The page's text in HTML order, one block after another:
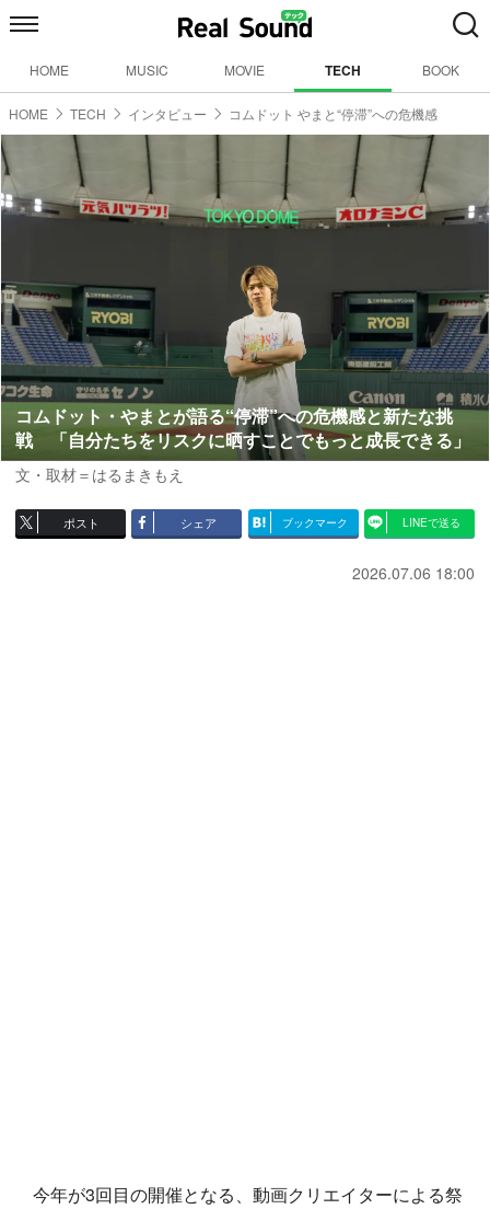
HOME MUSIC MOVIE TECH BOOK
HOME TECH インタビュー コムドット やまと“停滞”への危機感
コムドット・やまとが語る“停滞”への危機感と新たな挑
戦 「自分たちをリスクに晒すことでもっと成長できる」
文・取材＝はるまきもえ
ポスト シェア ブックマーク LINEで送る
2026.07.06 18:00
今年が3回目の開催となる、動画クリエイターによる祭